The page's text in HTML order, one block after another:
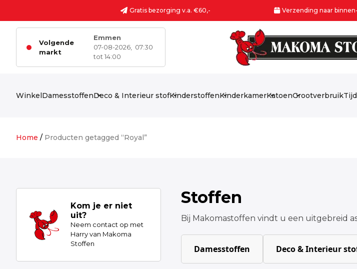
Gratis bezorging v.a. €60,- Verzending naar
Volgende
markt
Emmen
07-08-2026,
07:30
tot 14:00
WinkelDamesstoffenDeco & Interieur stofKinderstoffenKinderkamerKatoenGrootverbruik
Home / Producten getagged “Royal”
Kom je er niet
uit?
Neem contact op met
Harry van Makoma
Stoffen
Stoffen
Bij Makomastoffen vindt u een uitgebreid
Damesstoffen Deco & Interieur